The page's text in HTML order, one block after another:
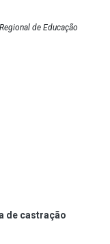
de Educação
de castração